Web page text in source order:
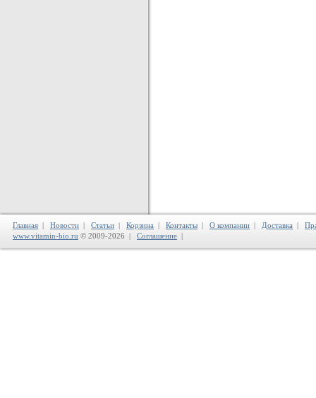
Главная | Новости | Статьи | Корзина | Контакты | О компании | Доставка |
www.vitamin-bio.ru © 2009-2026 | Соглашение |